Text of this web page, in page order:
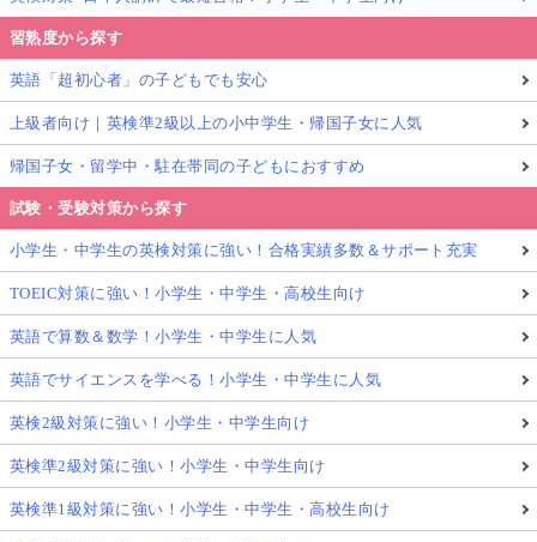
習熟度から探す
英語「超初心者」の子どもでも安心
上級者向け｜英検準2級以上の小中学生・帰国子女に人気
帰国子女・留学中・駐在帯同の子どもにおすすめ
試験・受験対策から探す
小学生・中学生の英検対策に強い！合格実績多数＆サポート充実
TOEIC対策に強い！小学生・中学生・高校生向け
英語で算数＆数学！小学生・中学生に人気
英語でサイエンスを学べる！小学生・中学生に人気
英検2級対策に強い！小学生・中学生向け
英検準2級対策に強い！小学生・中学生向け
英検準1級対策に強い！小学生・中学生・高校生向け